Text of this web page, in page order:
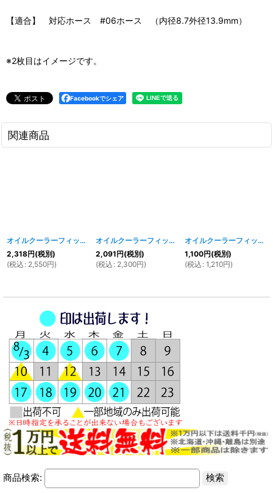
【適合】 対応ホース #06ホース （内径8.7外径13.9mm）
※2枚目はイメージです。
Facebookでシェア
関連商品
オイルクーラーフィッティング 180度ベントチューブ #6 [1130w]
2,318円(税別)
(税込 : 2,550円)
オイルクーラーフィッティング 45度ベントチューブ #6
2,091円(税別)
(税込 : 2,300円)
オイルクーラーフィッティング ストレートフィッティング #6
1,100円(税別)
(税込 : 1,210円)
商品検索: